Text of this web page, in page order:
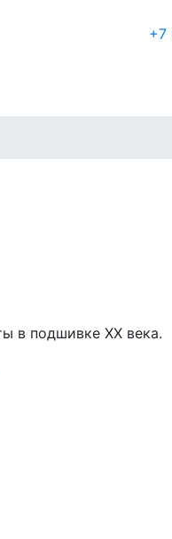
+7
в подшивке ХХ века.